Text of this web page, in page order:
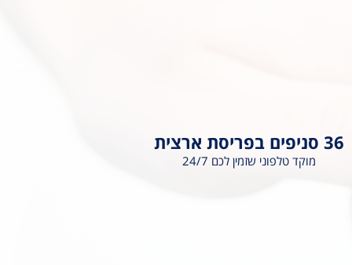
36 סניפים בפריסת ארצית
מוקד טלפוני שזמין לכם 24/7